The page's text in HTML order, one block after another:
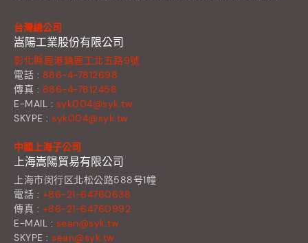
台灣總公司
嵩陽工業股份有限公司
彰化縣鹿港鎮鹿工北五路9號
電話 : 886-4-7812698
傳真 : 886-4-7812458
E-MAIL : syk004@syk.tw
SKYPE : syk004@syk.tw
中國上海子公司
上海嵩陽貿易有限公司
上海市闵行区北松公路588号1幢
電話 : +86-21-64760638
傳真 : +86-21-64760992
E-MAIL : sean@syk.tw
SKYPE : sean@syk.tw